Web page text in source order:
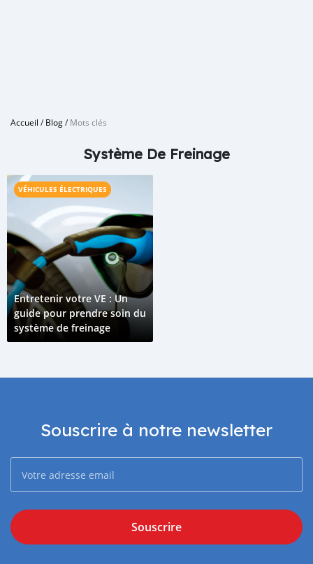
Accueil /Blog/Mots clés
Système De Freinage
VÉHICULES ÉLECTRIQUES
Entretenir votre VE : Un
guide pour prendre soin du
système de freinage
Souscrire à notre newsletter
Souscrire